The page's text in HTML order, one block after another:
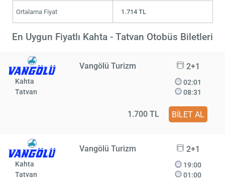
Ortalama Fiyat 1.714 TL
En Uygun Fiyatlı Kahta - Tatvan Otobüs Biletleri
Vangölü Turizm 2+1
Kahta
Tatvan
02:01
08:31
1.700 TL BİLET AL
Vangölü Turizm 2+1
Kahta
Tatvan
19:00
01:00